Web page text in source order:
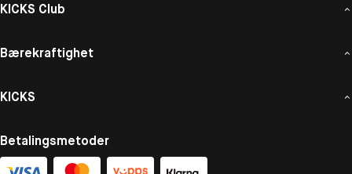
KICKS Club
Bærekraftighet
KICKS
Betalingsmetoder